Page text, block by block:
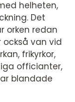
helheten,
Det
orken redan
också van vid
frikyrkor,
officianter,
blandade